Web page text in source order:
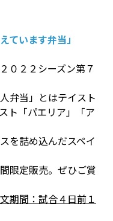
ています弁当」
０２２シーズン第７
弁当」とはテイスト
ト「パエリア」「ア
を詰め込んだスペイ
限定販売。ぜひご賞
期間：試合４日前１